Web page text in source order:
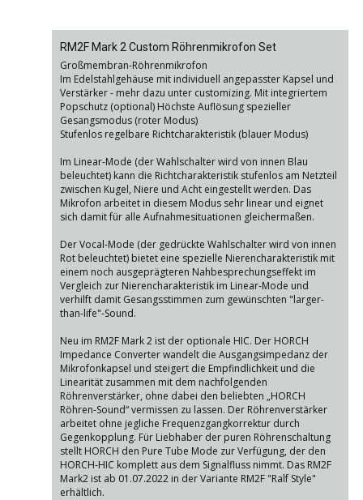
RM2F Mark 2 Custom Röhrenmikrofon Set
Großmembran-Röhrenmikrofon
Im Edelstahlgehäuse mit individuell angepasster Kapsel und
Verstärker - mehr dazu unter customizing. Mit integriertem
Popschutz (optional) Höchste Auflösung spezieller
Gesangsmodus (roter Modus)
Stufenlos regelbare Richtcharakteristik (blauer Modus)
Im Linear-Mode (der Wahlschalter wird von innen Blau
beleuchtet) kann die Richtcharakteristik stufenlos am Netzteil
zwischen Kugel, Niere und Acht eingestellt werden. Das
Mikrofon arbeitet in diesem Modus sehr linear und eignet
sich damit für alle Aufnahmesituationen gleichermaßen.
Der Vocal-Mode (der gedrückte Wahlschalter wird von innen
Rot beleuchtet) bietet eine spezielle Nierencharakteristik mit
einem noch ausgeprägteren Nahbesprechungseffekt im
Vergleich zur Nierencharakteristik im Linear-Mode und
verhilft damit Gesangsstimmen zum gewünschten "larger-
than-life"-Sound.
Neu im RM2F Mark 2 ist der optionale HIC. Der HORCH
Impedance Converter wandelt die Ausgangsimpedanz der
Mikrofonkapsel und steigert die Empfindlichkeit und die
Linearität zusammen mit dem nachfolgenden
Röhrenverstärker, ohne dabei den beliebten „HORCH
Röhren-Sound“ vermissen zu lassen. Der Röhrenverstärker
arbeitet ohne jegliche Frequenzgangkorrektur durch
Gegenkopplung. Für Liebhaber der puren Röhrenschaltung
stellt HORCH den Pure Tube Mode zur Verfügung, der den
HORCH-HIC komplett aus dem Signalfluss nimmt. Das RM2F
Mark2 ist ab 01.07.2022 in der Variante RM2F "Ralf Style"
erhältlich.